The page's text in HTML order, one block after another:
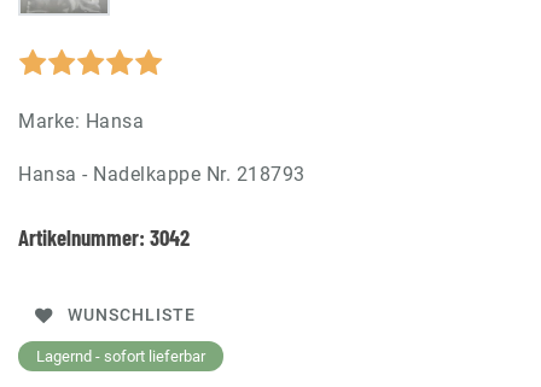
Marke: Hansa
Hansa - Nadelkappe Nr. 218793
Artikelnummer: 3042
WUNSCHLISTE
Lagernd - sofort lieferbar